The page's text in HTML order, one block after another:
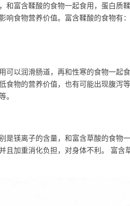
和富含鞣酸的食物一起食用，蛋白质
响食物营养价值。富含鞣酸的食物有
可以润滑肠道，再和性寒的食物一起
物的营养价值，也有可能出现腹泻
。
是镁离子的含量，和富含草酸的食物
且加重消化负担，对身体不利。 富含